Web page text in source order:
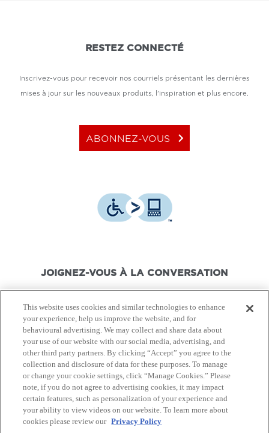
RESTEZ CONNECTÉ
Inscrivez-vous pour recevoir nos courriels présentant les dernières
mises à jour sur les nouveaux produits, l'inspiration et plus encore.
ABONNEZ-VOUS keyboard_arrow_right
JOIGNEZ-VOUS À LA CONVERSATION
© Canon Canada Inc., 2026. Tous droits réservés.
Politique de protection de
la vie privée
Conditions d'utilisation
Plan du Site
This website uses cookies and similar technologies to enhance
your experience, help us improve the website, and for
behavioural advertising. We may collect and share data about
your use of our website with our social media, advertising, and
other third party partners. By clicking “Accept” you agree to the
collection and disclosure of data for these purposes. To manage
or change your cookie settings, click “Manage Cookies.” Please
note, if you do not agree to advertising cookies, it may impact
certain features, such as personalization of your experience and
your ability to view videos on our website. To learn more about
cookies please review our Privacy Policy